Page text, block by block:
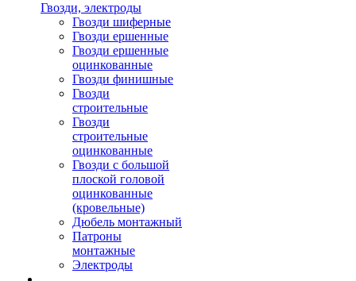
Гвозди, электроды
Гвозди шиферные
Гвозди ершенные
Гвозди ершенные
оцинкованные
Гвозди финишные
Гвозди
строительные
Гвозди
строительные
оцинкованные
Гвозди с большой
плоской головой
оцинкованные
(кровельные)
Дюбель монтажный
Патроны
монтажные
Электроды